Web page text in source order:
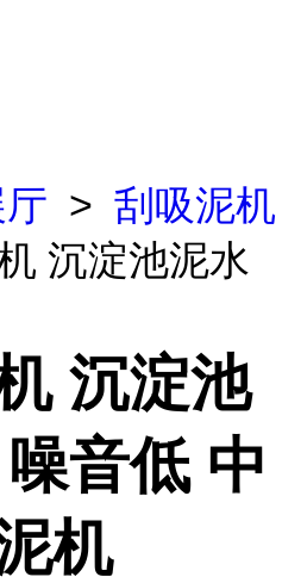
> 刮吸泥机
沉淀池泥水
沉淀池
音低 中
机